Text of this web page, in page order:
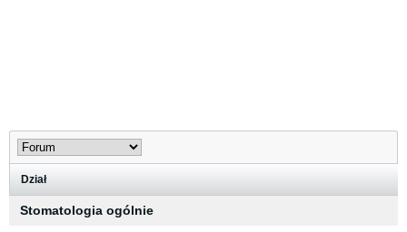
Dział
Stomatologia ogólnie